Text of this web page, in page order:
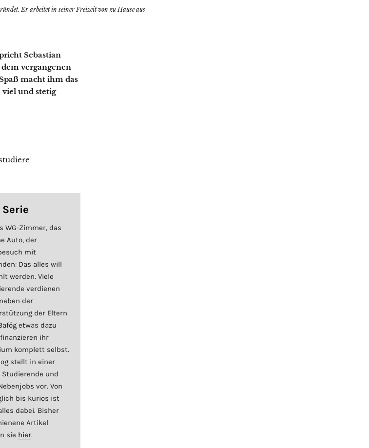
Er arbeitet in seiner Freizeit von zu Hause aus
Sebastian
vergangenen
macht ihm das
viel und stetig
Serie
WG-Zimmer, das
Auto, der
mit
Das alles will
werden. Viele
verdienen
der
der Eltern
etwas dazu
ihr
komplett selbst.
stellt in einer
Studierende und
vor. Von
bis kurios ist
dabei. Bisher
Artikel
sie hier.